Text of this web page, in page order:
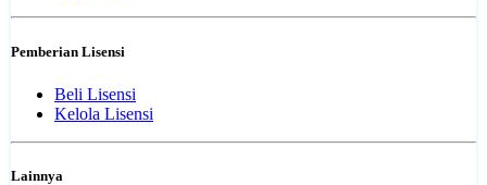
Pemberian Lisensi
Beli Lisensi
Kelola Lisensi
Lainnya